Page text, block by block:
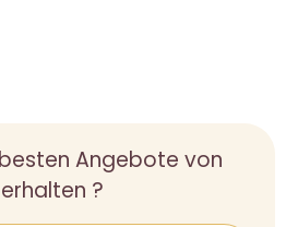
Angebote von
?